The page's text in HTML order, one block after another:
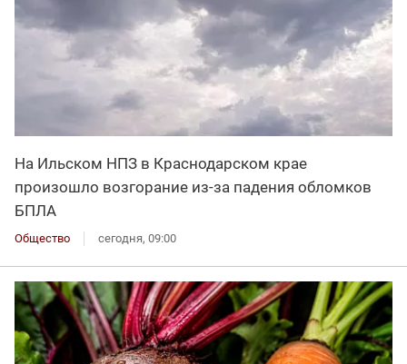
На Ильском НПЗ в Краснодарском крае
произошло возгорание из-за падения обломков
БПЛА
Общество сегодня, 09:00